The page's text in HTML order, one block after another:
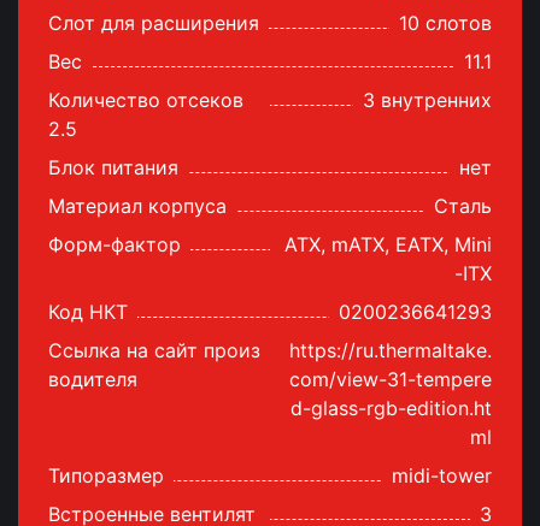
Слот для расширения
10 слотов
Вес
11.1
Количество отсеков
2.5
3 внутренних
Блок питания
нет
Материал корпуса
Сталь
Форм-фактор
ATX, mATX, EATX, Mini
-ITX
Код НКТ
0200236641293
Ссылка на сайт произ
водителя
https://ru.thermaltake.
com/view-31-tempere
d-glass-rgb-edition.ht
ml
Типоразмер
midi-tower
Встроенные вентилят
3